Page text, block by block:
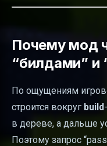
Почему мод
“билдами” и
По ощущениям
строится вокруг build
в дереве, а дальше
Поэтому запрос